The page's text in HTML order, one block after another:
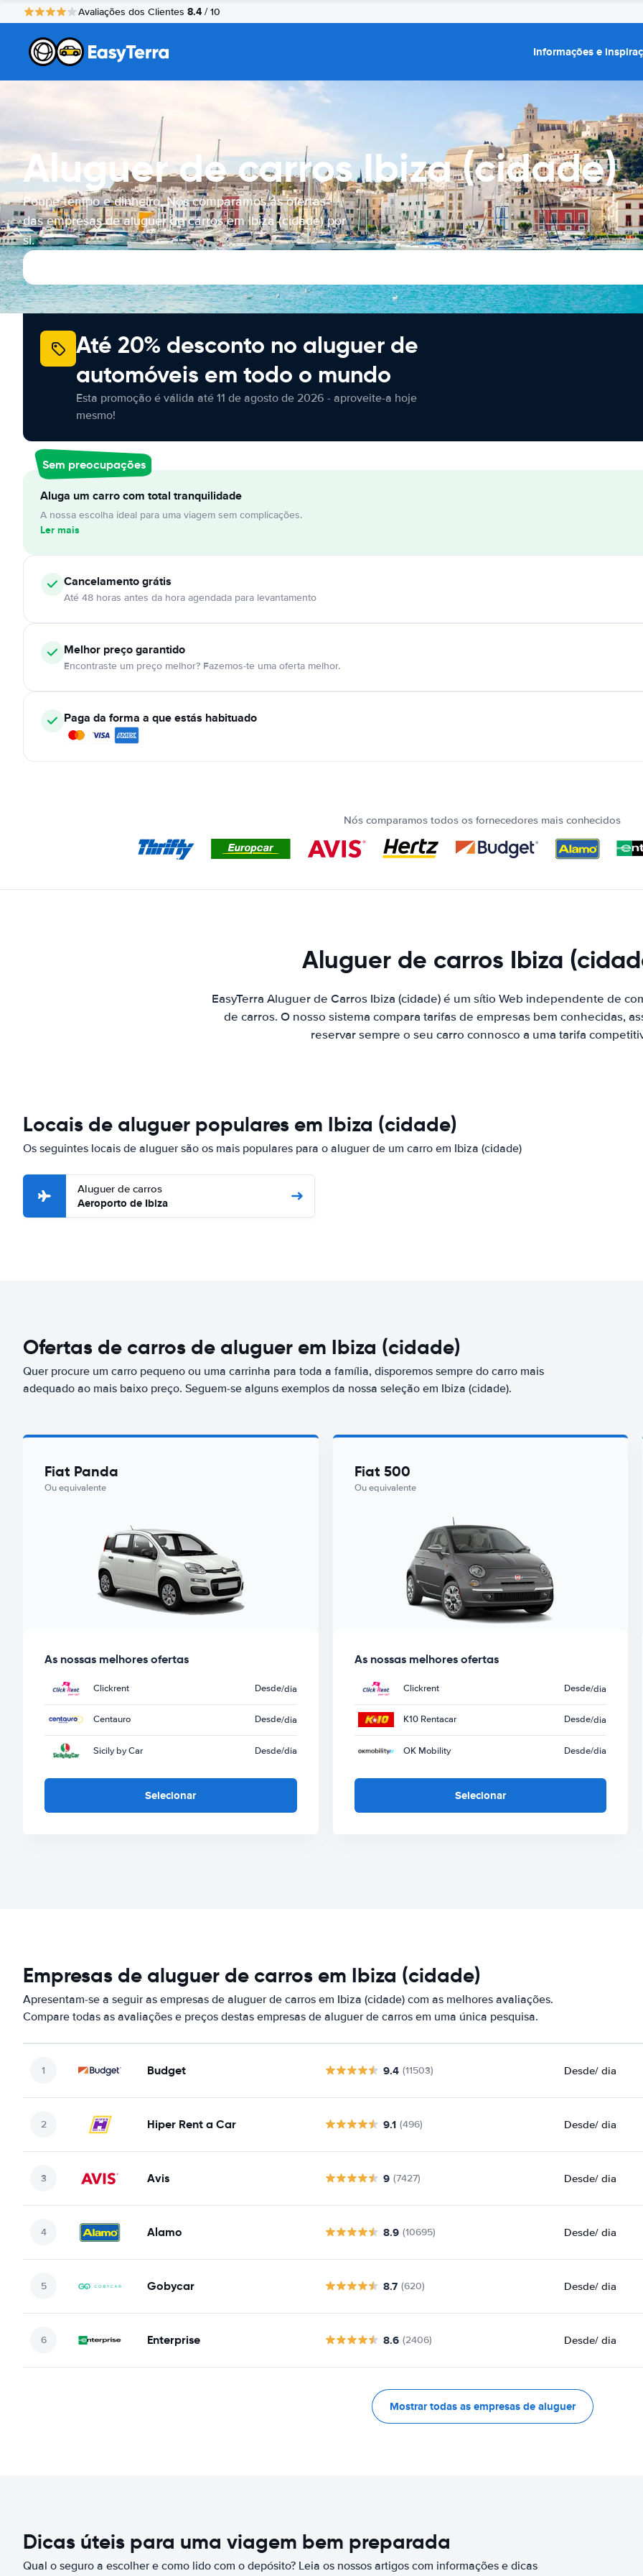
Avaliações dos Clientes 8.4 / 10
Informações e
Aluguer de carros Ibiza (cidade)
Poupe tempo e dinheiro. Nós comparamos as ofertas
das empresas de aluguer de carros em Ibiza (cidade) por
si.
Até 20% desconto no aluguer de
automóveis em todo o mundo
Esta promoção é válida até 11 de agosto de 2026 - aproveite-a hoje
mesmo!
Sem preocupações
Aluga um carro com total tranquilidade
A nossa escolha ideal para uma viagem sem complicações.
Ler mais
Cancelamentográtis
Até 48 horas antes da hora agendada para levantamento
Melhor preço garantido
Encontraste um preço melhor? Fazemos-te uma oferta melhor.
Paga da forma a que estás habituado
Nós comparamos todos os fornecedores mais conhecidos
Aluguer de carros Ibiza
EasyTerra Aluguer de Carros Ibiza (cidade) é um sítio Web independente de
de carros. O nosso sistema compara tarifas de empresas bem conhecidas,
reservar sempre o seu carro connosco a uma tarifa
Locais de aluguer populares em Ibiza (cidade)
Os seguintes locais de aluguer são os mais populares para o aluguer de um carro em Ibiza (cidade)
Aluguer de carros
Aeroporto de Ibiza
Ofertas de carros de aluguer em Ibiza (cidade)
Quer procure um carro pequeno ou uma carrinha para toda a família, disporemos sempre do carro mais
adequado ao mais baixo preço. Seguem-se alguns exemplos da nossa seleção em Ibiza (cidade).
Fiat Panda
Ou equivalente
As nossas melhores ofertas
Clickrent Desde/dia
Centauro Desde/dia
Sicily by Car Desde/dia
Selecionar
Fiat 500
Ou equivalente
As nossas melhores ofertas
Clickrent Desde/dia
K10 Rentacar Desde/dia
OK Mobility Desde/dia
Selecionar
Empresas de aluguer de carros em Ibiza (cidade)
Apresentam-se a seguir as empresas de aluguer de carros em Ibiza (cidade) com as melhores avaliações.
Compare todas as avaliações e preços destas empresas de aluguer de carros em uma única pesquisa.
Budget 9.4 (11503) Desde/ dia
Hiper Rent a Car 9.1 (496) Desde/ dia
Avis 9 (7427) Desde/ dia
Alamo 8.9 (10695) Desde/ dia
Gobycar 8.7 (620) Desde/ dia
Enterprise 8.6 (2406) Desde/ dia
Mostrar todas as empresas de aluguer
Dicas úteis para uma viagem bem preparada
Qual o seguro a escolher e como lido com o depósito? Leia os nossos artigos com informações e dicas